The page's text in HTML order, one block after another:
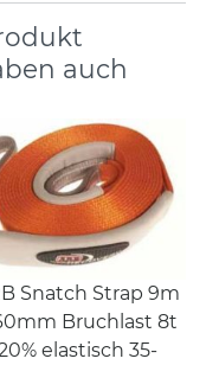
auch
Snatch Strap 9m
Bruchlast 8t
elastisch 35-